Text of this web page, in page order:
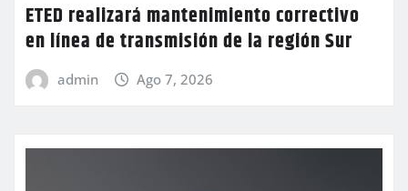
ETED realizará mantenimiento correctivo
en línea de transmisión de la región Sur
admin Ago 7, 2026